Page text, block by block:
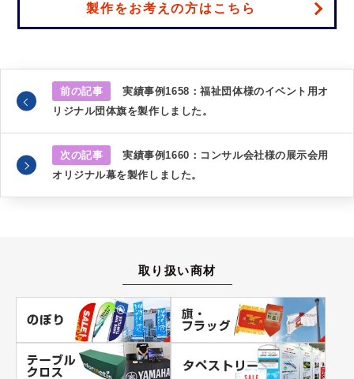
製作をお考えの方はこちら
前の記事
実績事例1658：福祉団体様のイベント用オ
リジナル団体旗を製作しました。
次の記事
実績事例1660：コンサル会社様の展示会用
オリジナル幕を製作しました。
取り扱い商材